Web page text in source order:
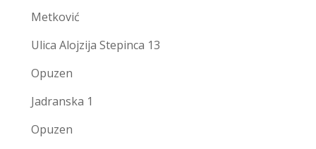
Metković
Ulica Alojzija Stepinca 13
Opuzen
Jadranska 1
Opuzen